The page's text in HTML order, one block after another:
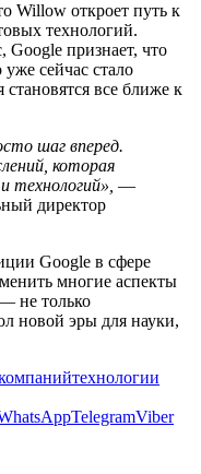
Willow откроет путь к
технологий.
признает, что
сейчас стало
все ближе к
шаг вперед.
которая
технологий», —
директор
Google в сфере
многие аспекты
не только
новой эры для науки,
технологии
TelegramViber